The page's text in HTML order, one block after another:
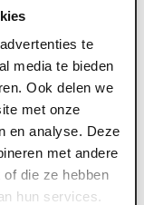
te
media te bieden
Ook delen we
met onze
en analyse. Deze
met andere
die ze hebben
hun services.
rol)
aan om toegang